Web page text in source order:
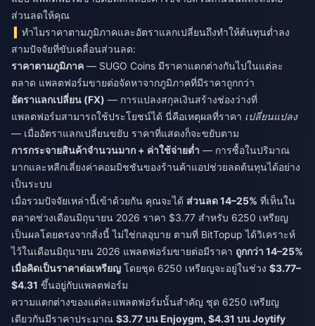
ส่วนลดให้คุณ
ทำไมราคาตามภูมิภาคและอัตราแลกเปลี่ยนถึงทำให้ต้นทุนต่ำลง
สามปัจจัยที่ขับเคลื่อนส่วนลด:
ราคาตามภูมิภาค — SUGO Coins มีราคาแตกต่างกันไปในแต่ละ
ตลาด แพลตฟอร์มขายต่อจัดหาจากภูมิภาคที่มีราคาถูกกว่า
อัตราแลกเปลี่ยน (FX) — การแปลงสกุลเงินสร้างช่องว่างที่
แพลตฟอร์มสามารถใช้ประโยชน์ได้ นี่คือเหตุผลที่ราคา เปลี่ยนแปลง
— เมื่ออัตราแลกเปลี่ยนขยับ ราคาที่แสดงก็จะขยับตาม
การกระจายสินค้าจำนวนมาก + ค่าใช้จ่ายต่ำ — การซื้อในปริมาณ
มากและหลีกเลี่ยงค่าคอมมิชชันของร้านค้าแอปช่วยลดต้นทุนได้อย่าง
เป็นระบบ
เมื่อรวมปัจจัยเหล่านี้เข้าด้วยกัน คุณจะได้ ส่วนลด 14–25% ที่เห็นใน
ตลาดช่วงเดือนมิถุนายน 2026 ราคา $3.77 สำหรับ 6250 เหรียญ
เป็นผลโดยตรงจากสิ่งนี้ ไม่ใช่กลอุบาย ตามที่ BitTopup ได้วิเคราะห์
ไว้ในเดือนมิถุนายน 2026 แพลตฟอร์มขายต่อมีราคา ถูกกว่า 14–25%
เมื่อคิดเป็นราคาต่อเหรียญ โดยชุด 6250 เหรียญจะอยู่ในช่วง $3.77–
$4.31 ขึ้นอยู่กับแพลตฟอร์ม
ความแตกต่างของแต่ละแพลตฟอร์มนั้นสำคัญ ชุด 6250 เหรียญ
เดียวกันมีราคาประมาณ $3.77 บน Enjoygm, $4.31 บน Joytify